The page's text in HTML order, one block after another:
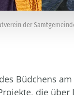
der
Büdchens
die über